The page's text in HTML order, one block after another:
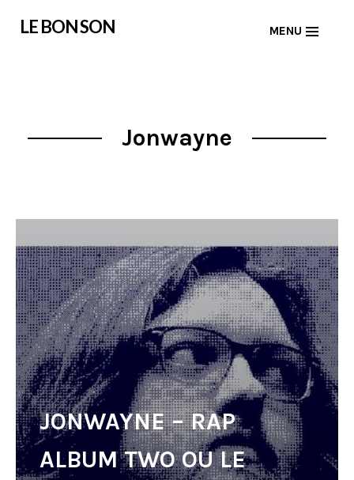
LE BON SON MENU
Jonwayne
JONWAYNE – RAP
ALBUM TWO OU LE